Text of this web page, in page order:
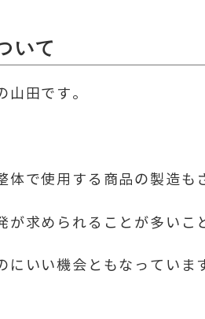
いて
山田です。
体で使用する商品の製造も
が求められることが多い
にいい機会ともなっていま